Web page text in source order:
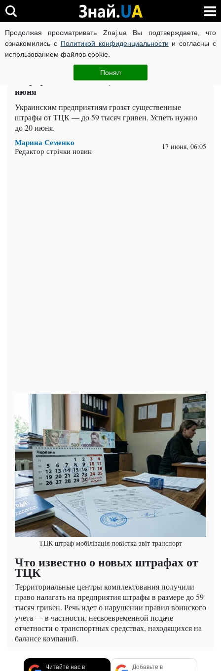
Продолжая просматривать Znaj.ua Вы подтверждаете, что
ознакомились с Политикой конфиденциальности и согласны с
использованием файлов cookie.
Понял
ВОЙНА РОССИИ ПРОТИВ УКРАИНЫ КОРОНАВИРУС В
ЧИТАТИ УКРАЇНСЬКОЮ
Штраф 59 тысяч от ТЦК: кого коснется до
июня
Украинским предприятиям грозят существенные
штрафы от ТЦК — до 59 тысяч гривен. Успеть нужно
до 20 июня.
Марина Семенко
Редактор стрічки новин 17 июня, 06:05
ТЦК штраф мобілізація повістка звіт транспорт
Что известно о новых штрафах от
ТЦК
Территориальные центры комплектования получили
право налагать на предприятия штрафы в размере до 59
тысяч гривен. Речь идет о нарушении правил воинского
учета — в частности, несвоевременной подаче
отчетности о транспортных средствах, находящихся на
балансе компаний.
Читайте нас в Добавьте в